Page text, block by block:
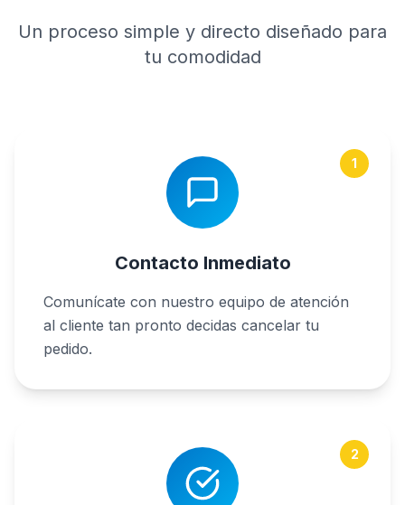
Un proceso simple y directo diseñado para
tu comodidad
1
Contacto Inmediato
Comunícate con nuestro equipo de atención
al cliente tan pronto decidas cancelar tu
pedido.
2